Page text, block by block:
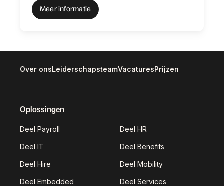
Meer informatie
Over onsLeiderschapsteamVacaturesPrijzen
Oplossingen
Deel Payroll Deel HR
Deel IT Deel Benefits
Deel Hire Deel Mobility
Deel Embedded Deel Services